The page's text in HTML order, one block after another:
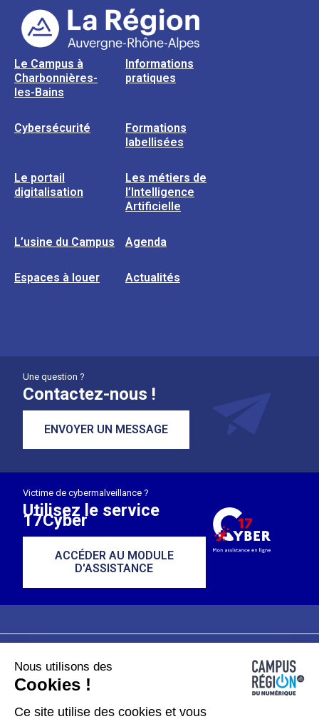
Le Campus à
Charbonnières-
les-Bains
Informations
pratiques
Cybersécurité
Formations
labellisées
Le portail
digitalisation
Les métiers de
l’Intelligence
Artificielle
L’usine du Campus Agenda
Espaces à louer Actualités
Une question ?
Contactez-nous !
ENVOYER UN MESSAGE
Victime de cybermalveillance ?
Utilisez le service
17Cyber
ACCÉDER AU MODULE
D'ASSISTANCE
Plan du site
Données personnelles
Nous utilisons des
Cookies !
Ce site utilise des cookies et vous